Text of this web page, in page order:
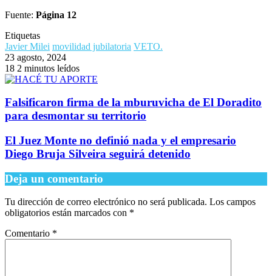
Fuente: Página 12
Etiquetas
Javier Milei movilidad jubilatoria VETO.
23 agosto, 2024
18 2 minutos leídos
Falsificaron firma de la mburuvicha de El Doradito
para desmontar su territorio
El Juez Monte no definió nada y el empresario
Diego Bruja Silveira seguirá detenido
Deja un comentario
Tu dirección de correo electrónico no será publicada. Los campos
obligatorios están marcados con *
Comentario *